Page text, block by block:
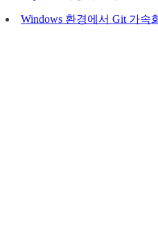
Windows 환경에서 Git 가속